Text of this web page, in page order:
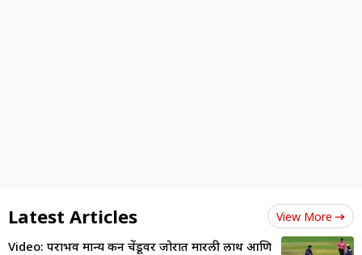
Latest Articles View More
Video: पराभव मान्य करून चेंडूवर जोरात मारली लाथ आणि